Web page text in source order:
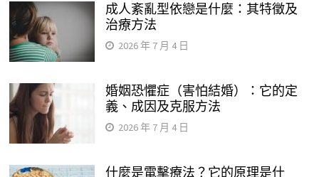
成人紊亂型依戀是什麼：其特徵及
治療方法
2026 年 7 月 4 日
婚姻恐懼症（害怕結婚）：它的定
義、成因及克服方法
2026 年 7 月 4 日
什麼是電擊療法？它的原理是什